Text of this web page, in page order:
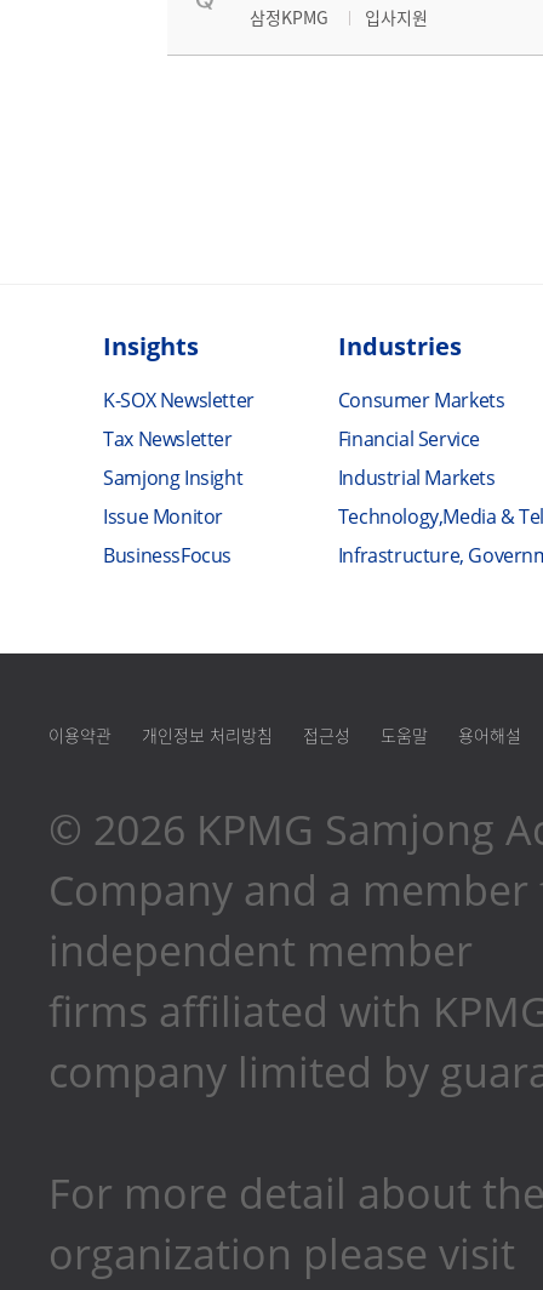
삼정KPMG 입사지원
Insights
K-SOX Newsletter
Tax Newsletter
Samjong Insight
Issue Monitor
BusinessFocus
Industries
Consumer Markets
Financial Service
Industrial Markets
Technology,Media &
Infrastructure,
이용약관 개인정보 처리방침 접근성 도움말 용어해설
© 2026 KPMG Samjong
Company and a
independent member
firms affiliated with
company limited by
For more detail about
organization please visit